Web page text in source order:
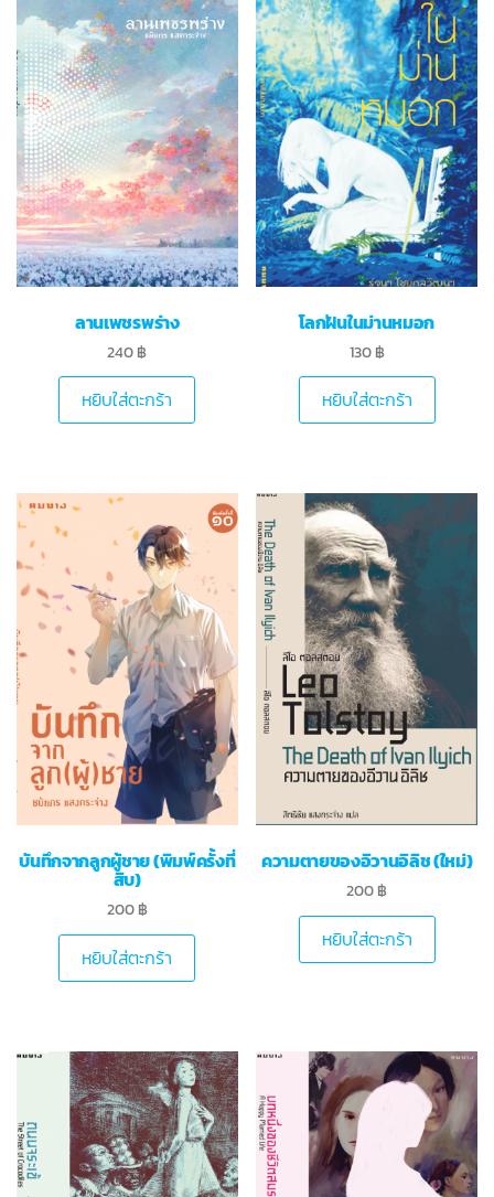
ลานเพชรพร่าง
240 ฿
หยิบใส่ตะกร้า
โลกฝันในม่านหมอก
130 ฿
หยิบใส่ตะกร้า
บันทึกจากลูกผู้ชาย (พิมพ์ครั้งที่
สิบ)
200 ฿
หยิบใส่ตะกร้า
ความตายของอิวานอิลิช (ใหม่)
200 ฿
หยิบใส่ตะกร้า